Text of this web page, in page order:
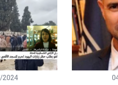
2024